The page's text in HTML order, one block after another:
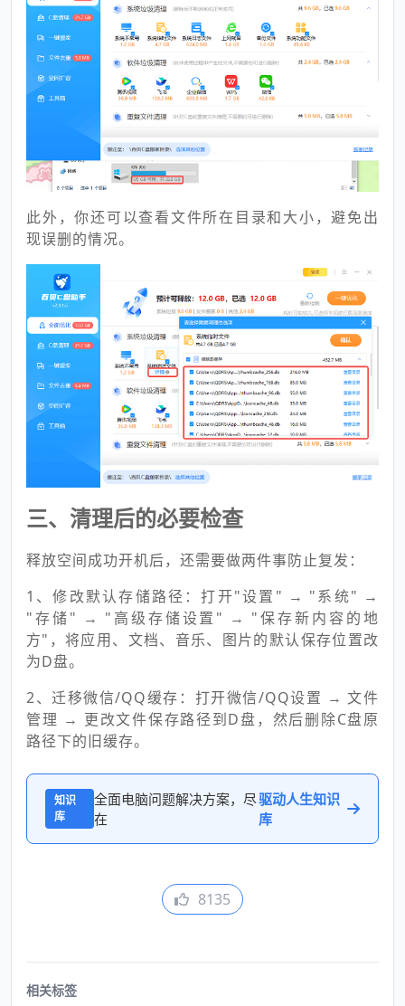
此外，你还可以查看文件所在目录和大小，避免出
现误删的情况。
三、清理后的必要检查
释放空间成功开机后，还需要做两件事防止复发：
1、修改默认存储路径：打开"设置" → "系统" →
"存储" → "高级存储设置" → "保存新内容的地
方"，将应用、文档、音乐、图片的默认保存位置改
为D盘。
2、迁移微信/QQ缓存：打开微信/QQ设置 → 文件
管理 → 更改文件保存路径到D盘，然后删除C盘原
路径下的旧缓存。
知识
库
全面电脑问题解决方案，尽
在
驱动人生知识
库
8135
相关标签